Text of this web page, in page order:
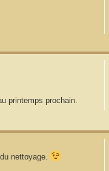
printemps prochain.
nettoyage.